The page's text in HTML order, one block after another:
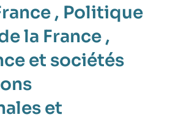
, Politique
la France ,
et sociétés
et